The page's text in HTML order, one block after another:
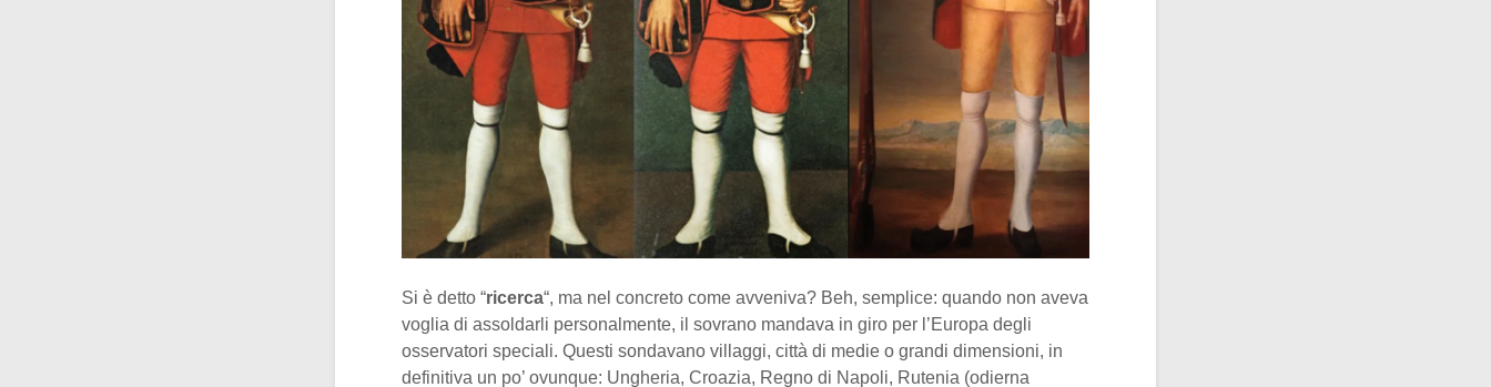
Si è detto “ricerca“, ma nel concreto come avveniva? Beh, semplice: quando non aveva
voglia di assoldarli personalmente, il sovrano mandava in giro per l’Europa degli
osservatori speciali. Questi sondavano villaggi, città di medie o grandi dimensioni, in
definitiva un po’ ovunque: Ungheria, Croazia, Regno di Napoli, Rutenia (odierna